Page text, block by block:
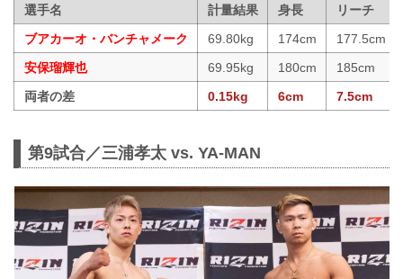
選手名 計量結果 身長
リーチ
ブアカーオ・バンチャメーク
69.80kg 174cm
177.5cm
安保瑠輝也
69.95kg 180cm
185cm
両者の差
0.15kg 6cm 7.5cm
第9試合／三浦孝太 vs. YA-MAN